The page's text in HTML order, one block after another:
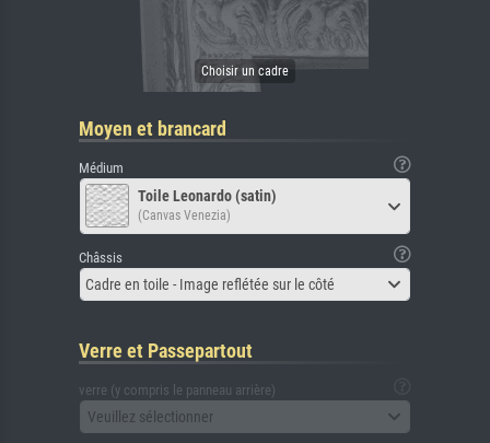
Moyen et brancard
Médium
Toile Leonardo (satin)
(Canvas Venezia)
Châssis
Cadre en toile - Image reflétée sur le côté
Verre et Passepartout
verre (y compris le panneau arrière)
Veuillez sélectionner